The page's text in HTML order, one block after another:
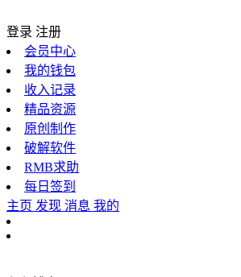
登录 注册
会员中心
我的钱包
收入记录
精品资源
原创制作
破解软件
RMB求助
每日签到
主页 发现 消息 我的